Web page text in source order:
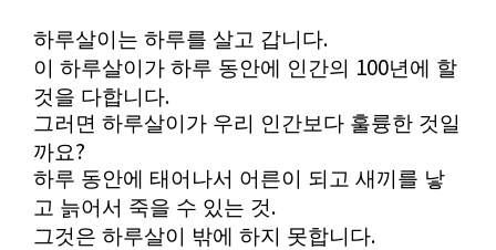
하루살이는 하루를 살고 갑니다.
이 하루살이가 하루 동안에 인간의 100년에 할
것을 다합니다.
그러면 하루살이가 우리 인간보다 훌륭한 것일
까요?
하루 동안에 태어나서 어른이 되고 새끼를 낳
고 늙어서 죽을 수 있는 것.
그것은 하루살이 밖에 하지 못합니다.